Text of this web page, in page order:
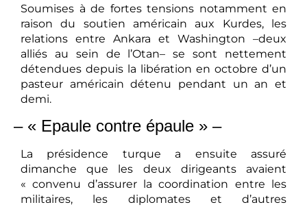
Soumises à de fortes tensions notamment en
raison du soutien américain aux Kurdes, les
relations entre Ankara et Washington –deux
alliés au sein de l’Otan– se sont nettement
détendues depuis la libération en octobre d’un
pasteur américain détenu pendant un an et
demi.
– « Epaule contre épaule » –
La présidence turque a ensuite assuré
dimanche que les deux dirigeants avaient
« convenu d’assurer la coordination entre les
militaires, les diplomates et d’autres